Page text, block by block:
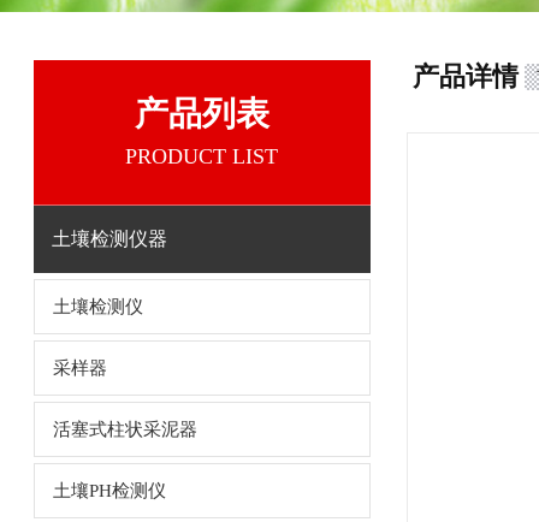
产品列表
PRODUCT LIST
土壤检测仪器
土壤检测仪
采样器
活塞式柱状采泥器
土壤PH检测仪
产品详情